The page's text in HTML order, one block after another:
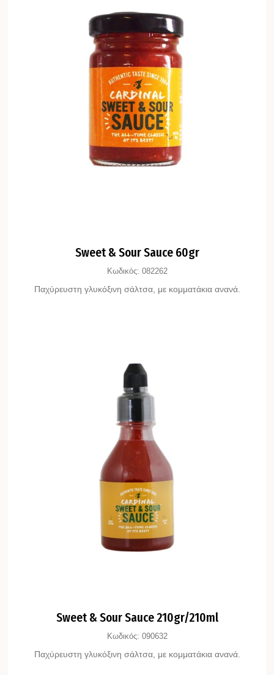
Sweet & Sour Sauce 60gr
Κωδικός: 082262
Παχύρευστη γλυκόξινη σάλτσα, με κομματάκια ανανά.
Sweet & Sour Sauce 210gr/210ml
Κωδικός: 090632
Παχύρευστη γλυκόξινη σάλτσα, με κομματάκια ανανά.